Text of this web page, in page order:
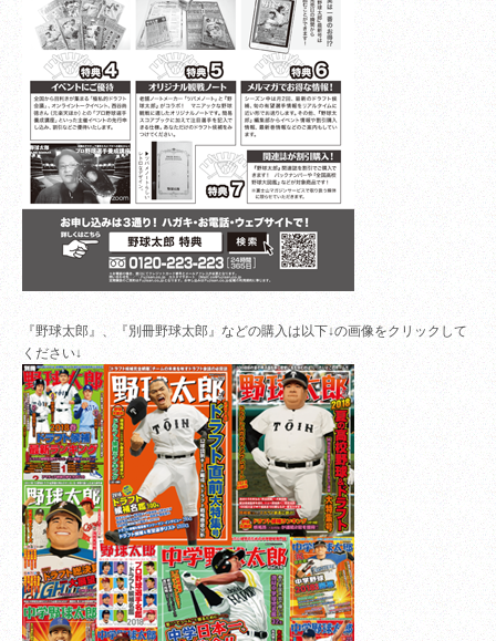
『野球太郎』、『別冊野球太郎』などの購入は以下↓の画像をクリックして
ください↓